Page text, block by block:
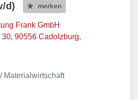
d) merken
Frank GmbH
90556 Cadolzburg,
Materialwirtschaft